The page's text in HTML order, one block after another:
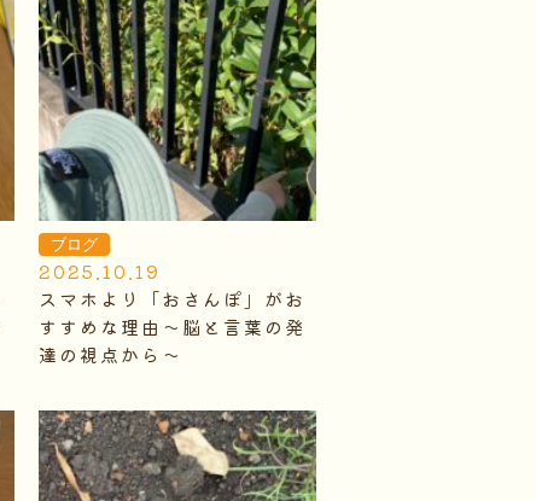
ブログ
2025.10.19
スマホより「おさんぽ」がお
すすめな理由～脳と言葉の発
達の視点から～